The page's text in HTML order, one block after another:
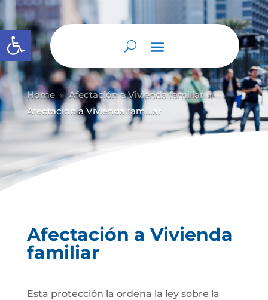
Abrir barra de herramientas
Home 9 Afectación a Vivienda familiar 9
Afectación a Vivienda familiar
Afectación a Vivienda
familiar
Esta protección la ordena la ley sobre la